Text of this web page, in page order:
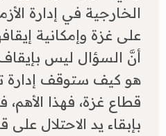
الخارجية في إدارة
على غزة وإمكانية
أنَّ السؤال ليس
هو كيف ستوقف إدارة
قطاع غزة، فهذا الأهم،
بإبقاء يد الاحتلال